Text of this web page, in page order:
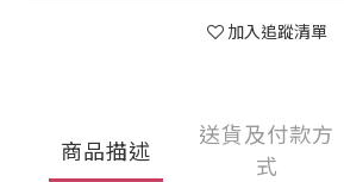
加入追蹤清單
商品描述
送貨及付款方
式